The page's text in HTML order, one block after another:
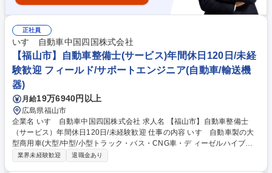
正社員
いすゞ自動車中国四国株式会社
【福山市】自動車整備士(サービス)年間休日120日/未経
験歓迎 フィールド/サポートエンジニア(自動車/輸送機
器)
月給19万6940円以上
広島県福山市
企業名 いすゞ自動車中国四国株式会社 求人名 【福山市】自動車整備士
（サービス）年間休日120日/未経験歓迎 仕事の内容 いすゞ自動車製の大
型商用車(大型/中型/小型トラック・バス・CNG車・デ ィーゼルハイブリ
ッド車)のアフターサービスを行います。車検や定期点 検、オーバーホー
業界未経験歓迎 退職金あり